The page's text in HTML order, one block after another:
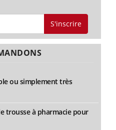
S'inscrire
ou simplement très
trousse à pharmacie pour